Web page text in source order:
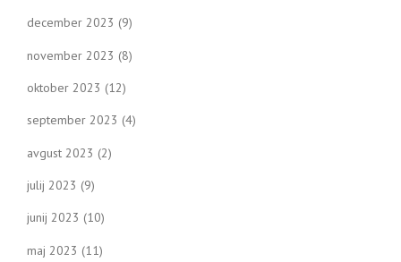
december 2023 (9)
november 2023 (8)
oktober 2023 (12)
september 2023 (4)
avgust 2023 (2)
julij 2023 (9)
junij 2023 (10)
maj 2023 (11)